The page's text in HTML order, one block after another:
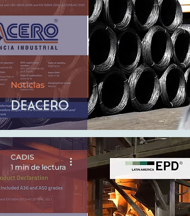
deAcero
Noticias
CADIS
1 min de lectura